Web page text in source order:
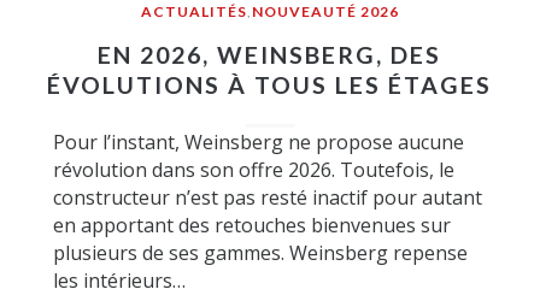
ACTUALITÉS NOUVEAUTÉ 2026
EN 2026, WEINSBERG, DES
ÉVOLUTIONS À TOUS LES ÉTAGES
Pour l’instant, Weinsberg ne propose aucune
révolution dans son offre 2026. Toutefois, le
constructeur n’est pas resté inactif pour autant
en apportant des retouches bienvenues sur
plusieurs de ses gammes. Weinsberg repense
les intérieurs…